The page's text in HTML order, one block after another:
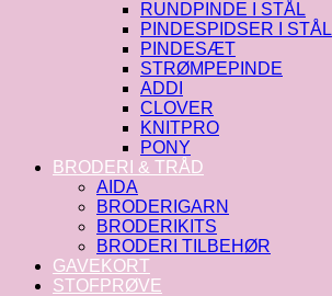
RUNDPINDE I STÅL
PINDESPIDSER I STÅL
PINDESÆT
STRØMPEPINDE
ADDI
CLOVER
KNITPRO
PONY
BRODERI & TRÅD
AIDA
BRODERIGARN
BRODERIKITS
BRODERI TILBEHØR
GAVEKORT
STOFPRØVE